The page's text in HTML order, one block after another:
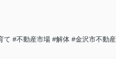
て #不動産市場 #解体 #金沢市不動